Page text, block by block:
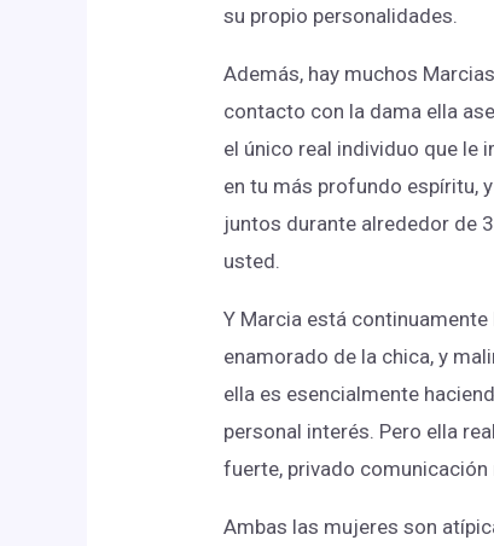
su propio personalidades.
Además, hay muchos
contacto con la dama ella
el único real individuo que le
en tu más profundo espíritu,
juntos durante alrededor de
usted.
Y Marcia está
enamorado de la chica, y
ella es esencialmente
personal interés. Pero ella
fuerte, privado comunicación
Ambas las mujeres son